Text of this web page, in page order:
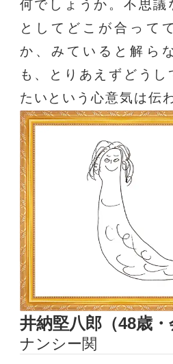
何でしょうか。不思議
としてどこが合って
か、みていると解ら
も、とりあえずどうし
たいという心意気は伝
井納堅八郎（48歳・
ナンシー関